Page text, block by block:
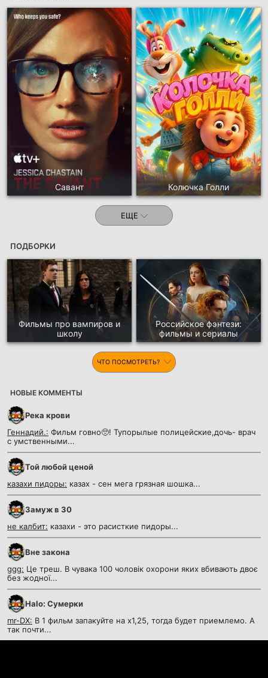
Савант Колючка Голли
ЕЩЕ
ПОДБОРКИ
Фильмы про вампиров и
школу
Российское фэнтези:
фильмы и сериалы
ЧТО ПОСМОТРЕТЬ?
НОВЫЕ КОММЕНТЫ
Река крови
Геннадий.: Фильм говно🥺! Тупорылые полицейские,дочь- врач
с умственными...
Той любой ценой
казахи пидоры: казах - сен мега грязная шошка...
Замуж в 30
не калбит: казахи - это расисткие пидоры...
Вне закона
ggg: Це треш. В чувака 100 чоловік охорони яких вбивають двоє
без жодної...
Halo: Сумерки
mr-DX: В 1 фильм запакуйте на х1,25, тогда будет приемлемо. А
так почти...